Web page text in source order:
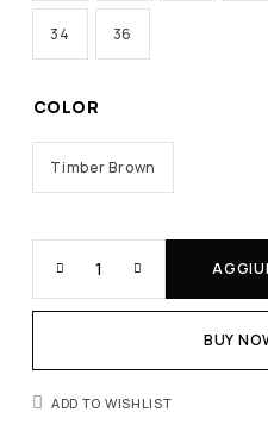
34 36
COLOR
Timber Brown
BUY
ADD TO WISHLIST